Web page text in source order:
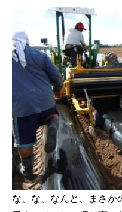
な、な、なんと、まさか